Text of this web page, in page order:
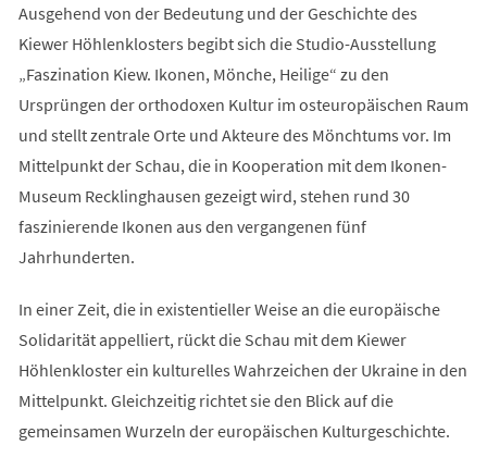
Ausgehend von der Bedeutung und der Geschichte des
Kiewer Höhlenklosters begibt sich die Studio-Ausstellung
„Faszination Kiew. Ikonen, Mönche, Heilige“ zu den
Ursprüngen der orthodoxen Kultur im osteuropäischen Raum
und stellt zentrale Orte und Akteure des Mönchtums vor. Im
Mittelpunkt der Schau, die in Kooperation mit dem Ikonen-
Museum Recklinghausen gezeigt wird, stehen rund 30
faszinierende Ikonen aus den vergangenen fünf
Jahrhunderten.
In einer Zeit, die in existentieller Weise an die europäische
Solidarität appelliert, rückt die Schau mit dem Kiewer
Höhlenkloster ein kulturelles Wahrzeichen der Ukraine in den
Mittelpunkt. Gleichzeitig richtet sie den Blick auf die
gemeinsamen Wurzeln der europäischen Kulturgeschichte.